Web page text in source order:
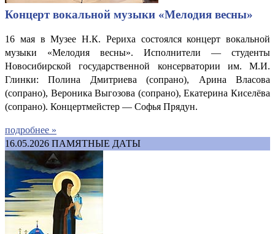
Концерт вокальной музыки «Мелодия весны»
16 мая в Музее Н.К. Рериха состоялся концерт вокальной
музыки «Мелодия весны». Исполнители — студенты
Новосибирской государственной консерватории им. М.И.
Глинки: Полина Дмитриева (сопрано), Арина Власова
(сопрано), Вероника Выгозова (сопрано), Екатерина Киселёва
(сопрано). Концертмейстер — Софья Прядун.
подробнее »
16.05.2026 ПАМЯТНЫЕ ДАТЫ